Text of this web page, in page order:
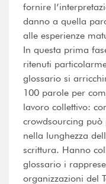
fornire
danno a quella
alle esperienze
In questa prima
ritenuti
glossario si
100 parole per
lavoro collettivo:
crowdsourcing
nella lunghezza
scrittura. Hanno
glossario i
organizzazioni del